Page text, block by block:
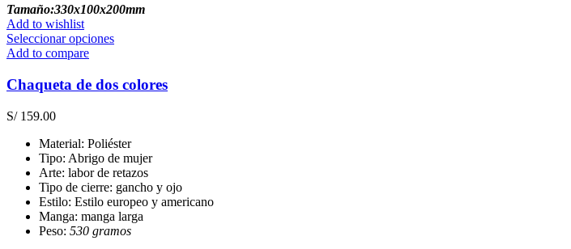
la
de
Tamaño:330x100x200mm
Add to wishlist
Seleccionar opcionesEste
múltiples
se
pueden
elegir
en
la
página
de
Add to compare
Chaqueta de dos colores
S/159.00
Material: Poliéster
Tipo: Abrigo de mujer
Arte: labor de retazos
Tipo de cierre: gancho y ojo
Estilo: Estilo europeo y americano
Manga: manga larga
Peso: 530 gramos